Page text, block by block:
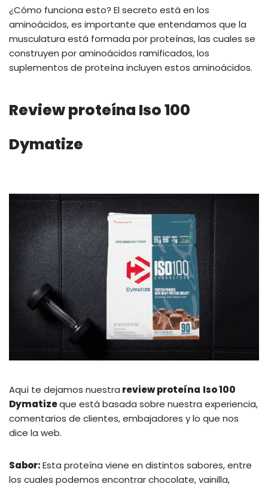
¿Cómo funciona esto? El secreto está en los
aminoácidos, es importante que entendamos que la
musculatura está formada por proteínas, las cuales se
construyen por aminoácidos ramificados, los
suplementos de proteína incluyen estos aminoácidos.
Review proteína Iso 100
Dymatize
Aquí te dejamos nuestra review proteína Iso 100
Dymatizeque está basada sobre nuestra experiencia,
comentarios de clientes, embajadores y lo que nos
dice la web.
Sabor:Esta proteína viene en distintos sabores, entre
los cuales podemos encontrar chocolate, vainilla,